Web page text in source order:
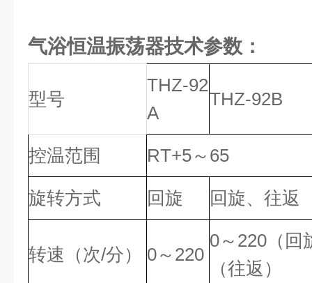
气浴恒温振荡器技术参数：
型号
THZ-92
A
THZ-92B
控温范围 RT+5～65
旋转方式 回旋 回旋、往返
转速（次/分） 0～220
0～220（回
（往返）